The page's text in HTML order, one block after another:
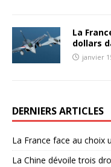
La
dollars
janvier
DERNIERS ARTICLES
La France face au choix
La Chine dévoile trois